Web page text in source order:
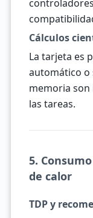
Cálculos
La tarjeta es
automático o
memoria son
las tareas.
5.
de calor
TDP y